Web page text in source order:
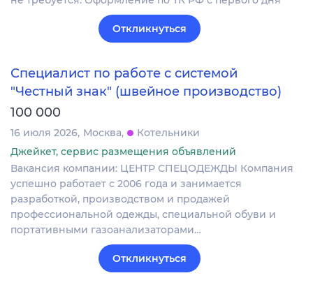
Откликнуться
Специалист по работе с системой
"Честный знак" (швейное производство)
100 000
16 июля 2026 Москва
Котельники
Джейкет, сервис размещения объявлений
Вакансия компании: ЦЕНТР СПЕЦОДЕЖДЫ Компания
успешно работает с 2006 года и занимается
разработкой, производством и продажей
профессиональной одежды, специальной обуви и
портативными газоанализаторами…
Откликнуться